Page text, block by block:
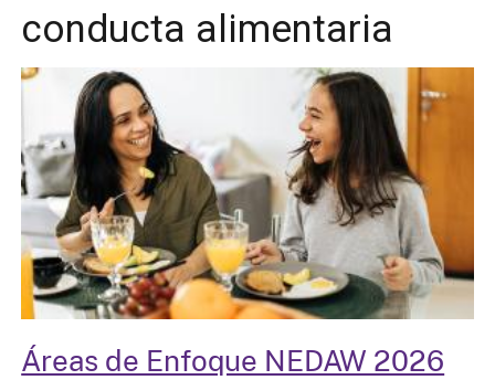
conducta alimentaria
Áreas de Enfoque NEDAW 2026